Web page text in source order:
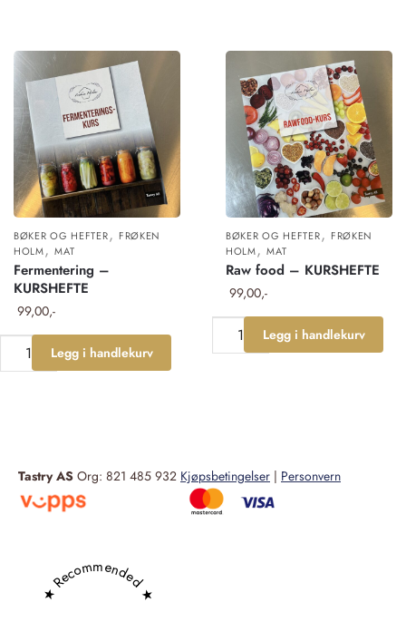
BØKER OG HEFTER, FRØKEN
HOLM,MAT
Fermentering –
KURSHEFTE
99,00
Legg i handlekurv
BØKER OG HEFTER, FRØKEN
HOLM,MAT
Raw food – KURSHEFTE
99,00
Legg i handlekurv
Tastry AS Org: 821 485 932 Kjøpsbetingelser | Personvern
★ Recommended ★